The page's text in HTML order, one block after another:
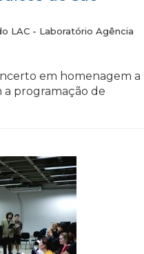
LAC - Laboratório Agência
em homenagem a
a programação de